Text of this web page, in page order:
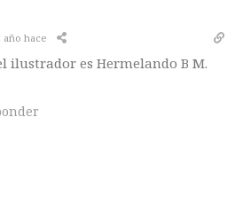
año hace
ilustrador es Hermelando B M.